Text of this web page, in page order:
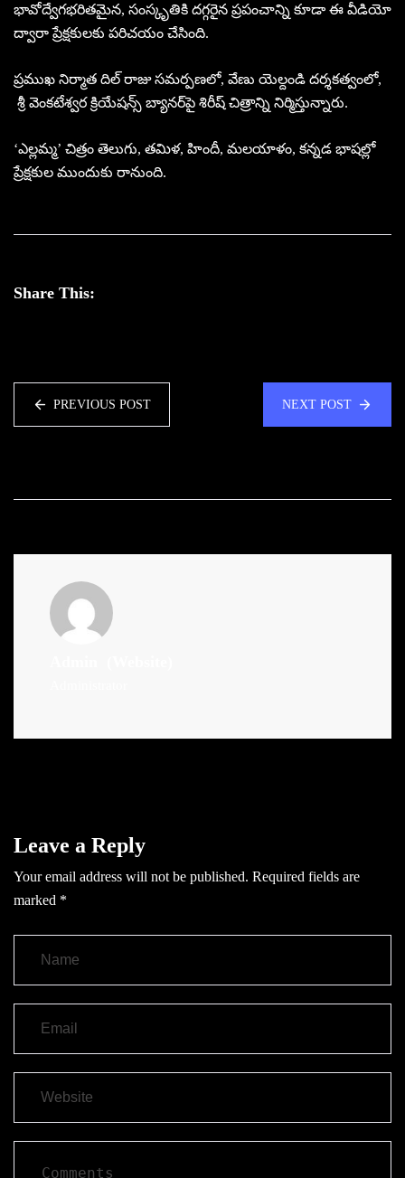
భావోద్వేగభరితమైన, సంస్కృతికి దగ్గరైన ప్రపంచాన్ని కూడా ఈ వీడియో
ద్వారా ప్రేక్షకులకు పరిచయం చేసింది.
ప్రముఖ నిర్మాత దిల్ రాజు సమర్పణలో, వేణు యెల్దండి దర్శకత్వంలో,
శ్రీ వెంకటేశ్వర క్రియేషన్స్ బ్యానర్‌పై శిరీష్ చిత్రాన్ని నిర్మిస్తున్నారు.
‘ఎల్లమ్మ’ చిత్రం తెలుగు, తమిళ, హిందీ, మలయాళం, కన్నడ భాషల్లో
ప్రేక్షకుల ముందుకు రానుంది.
Share This:
PREVIOUS POST NEXT POST
Leave a Reply
Your email address will not be published. Required fields are
marked *